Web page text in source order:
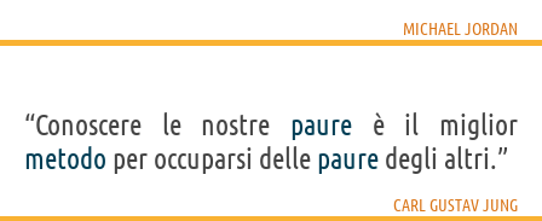
MICHAEL JORDAN
“Conoscere le nostre paure è il miglior
metodo per occuparsi delle paure degli altri.”
CARL GUSTAV JUNG